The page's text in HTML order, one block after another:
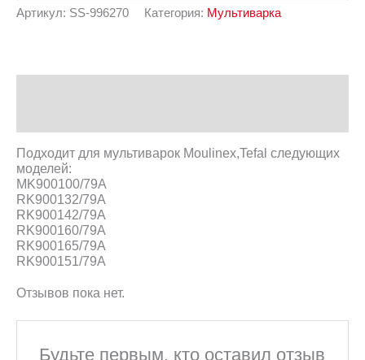
Артикул: SS-996270 Категория: Мультиварка
Подходит для мультиварок Moulinex,Tefal следующих
моделей:
MK900100/79A
RK900132/79A
RK900142/79A
RK900160/79A
RK900165/79A
RK900151/79A
Отзывов пока нет.
Будьте первым, кто оставил отзыв